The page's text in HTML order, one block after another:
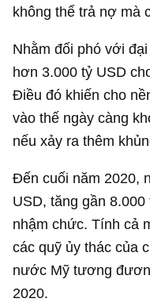
không thể trả nợ mà
Nhằm đối phó với
hơn 3.000 tỷ USD
Điều đó khiến cho
vào thế ngày càng
nếu xảy ra thêm
Đến cuối năm 2020,
USD, tăng gần8.000
nhậm chức. Tính cả
các quỹ ủy thác của
nước Mỹ tương
2020.